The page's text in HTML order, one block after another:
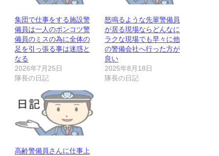
集団で仕事をする施設警
備員は一人のポンコツ警
備員のミスの為に全体の
足を引っ張る事は迷惑と
なる
2026年7月25日
隊長の日記
怒鳴るような先輩警備員
が居る現場ならどんなに
ラクな現場でも早々に他
の警備会社へ行った方が
良い
2025年8月18日
隊長の日記
高齢警備員さんに仕事上